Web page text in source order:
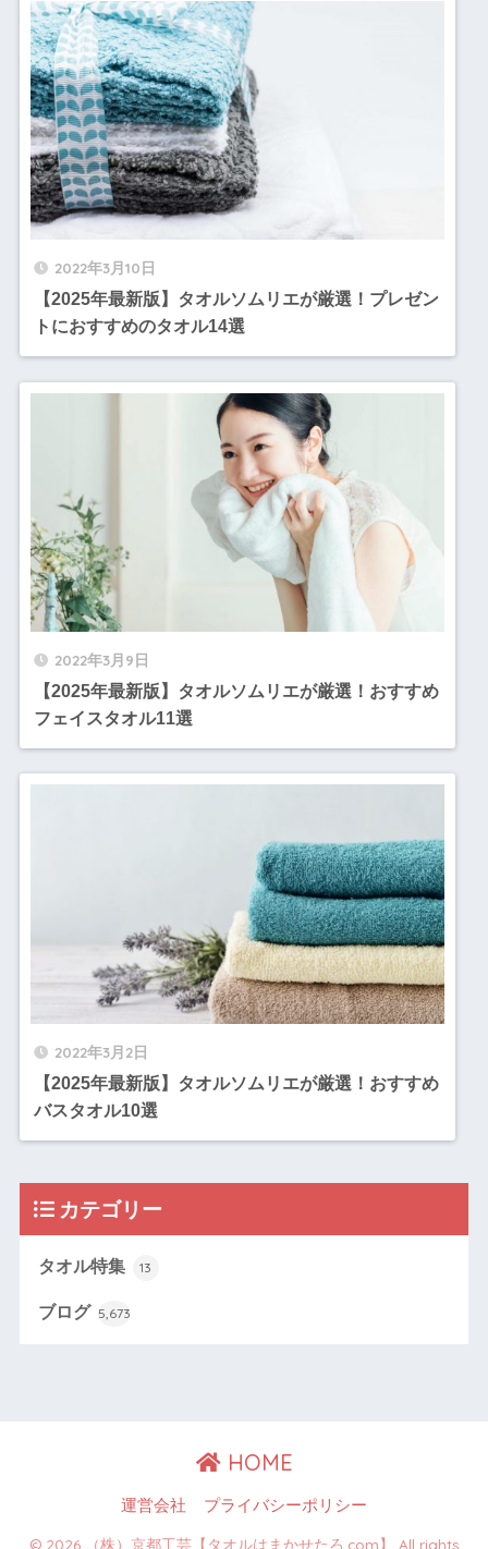
2022年3月10日
【2025年最新版】タオルソムリエが厳選！プレゼン
トにおすすめのタオル14選
2022年3月9日
【2025年最新版】タオルソムリエが厳選！おすすめ
フェイスタオル11選
2022年3月2日
【2025年最新版】タオルソムリエが厳選！おすすめ
バスタオル10選
カテゴリー
タオル特集 13
ブログ 5,673
HOME
運営会社 プライバシーポリシー
© 2026 （株）京都工芸【タオルはまかせたろ.com】 All rights